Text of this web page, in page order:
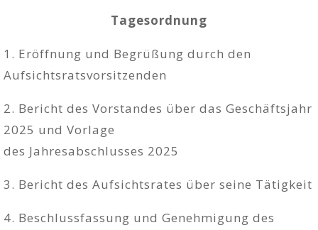
Tagesordnung
1. Eröffnung und Begrüßung durch den
Aufsichtsratsvorsitzenden
2. Bericht des Vorstandes über das Geschäftsjahr
2025 und Vorlage
des Jahresabschlusses 2025
3. Bericht des Aufsichtsrates über seine Tätigkeit
4. Beschlussfassung und Genehmigung des